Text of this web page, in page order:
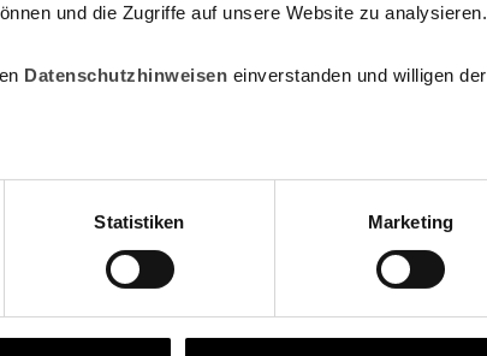
und die Zugriffe auf unsere Website zu analysieren.
Datenschutzhinweisen einverstanden und willigen der
Statistiken Marketing